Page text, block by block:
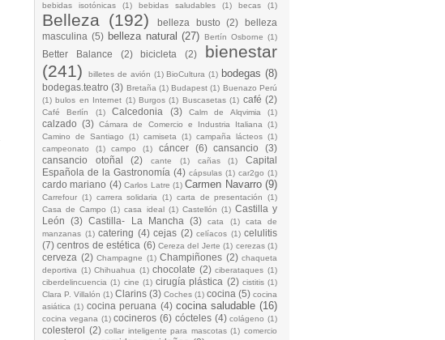
bebidas isotónicas (1) bebidas saludables (1) becas (1)
Belleza (192) belleza busto (2)
belleza
masculina (5) belleza natural (27) Bertín Osborne (1)
Better Balance (2) bicicleta (2)
bienestar
(241)
billetes de avión (1) BioCultura (1) bodegas (8)
bodegas.teatro (3) Bretaña (1) Budapest (1) Buenazo Perú
(1) bulos en Internet (1) Burgos (1) Buscasetas (1) café (2)
Café Berlín (1) Calcedonia (3) Calm de Alqvimia (1)
calzado (3) Cámara de Comercio e Industria Italiana (1)
Camino de Santiago
(1) camiseta (1) campaña lácteos (1)
campeonato
(1) campo (1) cáncer (6) cansancio
(3)
cansancio otoñal
(2) cante (1) cañas (1)
Capital
Española de la Gastronomía (4) cápsulas (1) car2go (1)
cardo mariano (4) Carlos Latre (1) Carmen Navarro (9)
Carrefour (1) carrera solidaria (1) carta de presentación
(1)
Casa de Campo (1) casa ideal (1) Castellón (1) Castilla y
León
(3) Castilla- La Mancha (3) cata (1)
cata de
manzanas (1) catering (4) cejas (2) celíacos (1) celulitis
(7) centros de estética (6) Cereza del Jerte (1) cerezas (1)
cerveza (2) Champagne (1) Champiñones (2) chaqueta
deportiva (1) Chihuahua (1) chocolate (2) ciberataques (1)
ciberdelincuencia (1) cine (1) cirugía plástica (2) cistitis (1)
Clara P. Villalón (1) Clarins (3) Coches (1) cocina (5) cocina
asiática (1) cocina peruana (4) cocina saludable (16)
cocina vegana (1) cocineros (6) cócteles (4) colágeno (1)
colesterol (2) collar inteligente para mascotas (1) comercio